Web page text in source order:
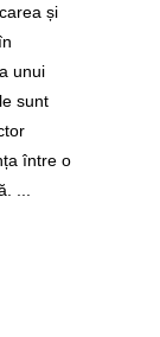
și
unui
sunt
între o